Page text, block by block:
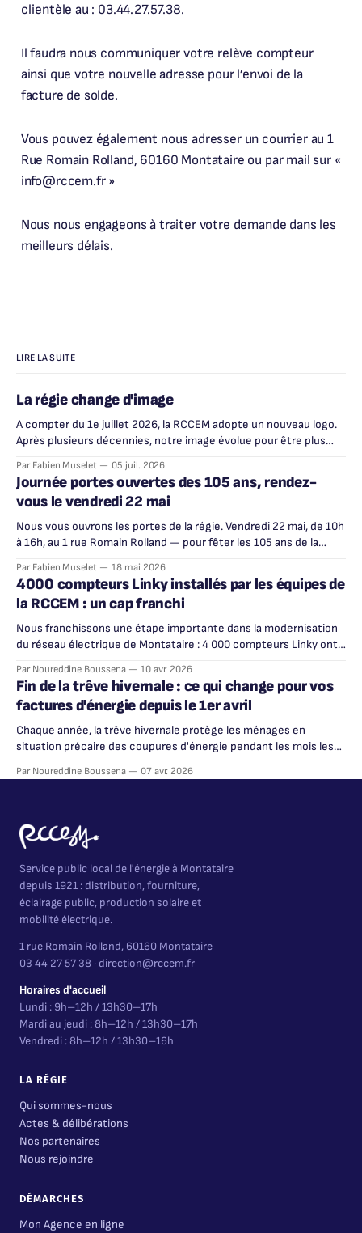
clientèle au : 03.44.27.57.38.
Il faudra nous communiquer votre relève compteur
ainsi que votre nouvelle adresse pour l’envoi de la
facture de solde.
Vous pouvez également nous adresser un courrier au 1
Rue Romain Rolland, 60160 Montataire ou par mail sur «
info@rccem.fr »
Nous nous engageons à traiter votre demande dans les
meilleurs délais.
LIRE LA SUITE
La régie change d'image
A compter du 1e juillet 2026, la RCCEM adopte un nouveau logo.
Après plusieurs décennies, notre image évolue pour être plus
Par Fabien Muselet 05 juil. 2026
Journée portes ouvertes des 105 ans, rendez-
vous le vendredi 22 mai
Nous vous ouvrons les portes de la régie. Vendredi 22 mai, de 10h
à 16h, au 1 rue Romain Rolland — pour fêter les 105 ans de la
Par Fabien Muselet 18 mai 2026
4000 compteurs Linky installés par les équipes de
la RCCEM : un cap franchi
Nous franchissons une étape importante dans la modernisation
du réseau électrique de Montataire : 4 000 compteurs Linky ont
Par Noureddine Boussena 10 avr. 2026
Fin de la trêve hivernale : ce qui change pour vos
factures d'énergie depuis le 1er avril
Chaque année, la trêve hivernale protège les ménages en
situation précaire des coupures d'énergie pendant les mois les
Par Noureddine Boussena 07 avr. 2026
Service public local de l'énergie à Montataire
depuis 1921 : distribution, fourniture,
éclairage public, production solaire et
mobilité électrique.
1 rue Romain Rolland, 60160 Montataire
03 44 27 57 38 · direction@rccem.fr
Horaires d'accueil
Lundi : 9h–12h / 13h30–17h
Mardi au jeudi : 8h–12h / 13h30–17h
Vendredi : 8h–12h / 13h30–16h
LA RÉGIE
Qui sommes-nous
Actes & délibérations
Nos partenaires
Nous rejoindre
DÉMARCHES
Mon Agence en ligne